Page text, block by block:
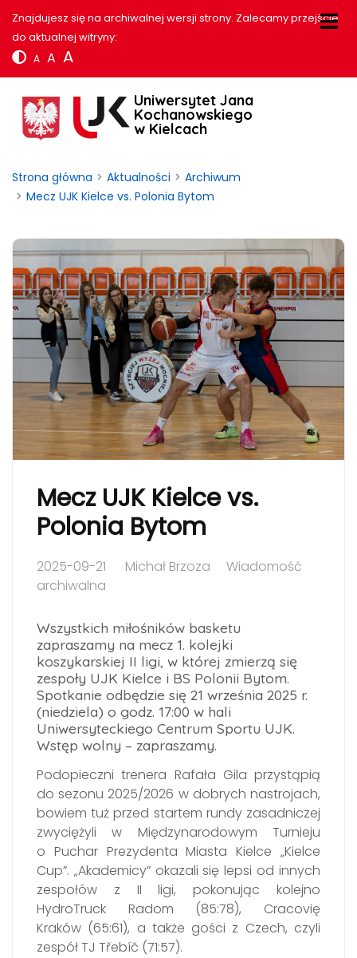
Znajdujesz się na archiwalnej wersji strony. Zalecamy przejście
do aktualnej witryny:
A A A
Uniwersytet Jana
Kochanowskiego
w Kielcach
Strona główna Aktualności
Archiwum
Mecz UJK Kielce vs. Polonia Bytom
Mecz UJK Kielce vs.
Polonia Bytom
2025-09-21 Michał Brzoza
Wiadomość
archiwalna
Wszystkich miłośników basketu
zapraszamy na mecz 1. kolejki
koszykarskiej II ligi, w której zmierzą się
zespoły UJK Kielce i BS Polonii Bytom.
Spotkanie odbędzie się 21 września 2025 r.
(niedziela) o godz. 17:00 w hali
Uniwersyteckiego Centrum Sportu UJK.
Wstęp wolny – zapraszamy.
Podopieczni trenera Rafała Gila przystąpią
do sezonu 2025/2026 w dobrych nastrojach,
bowiem tuż przed startem rundy zasadniczej
zwyciężyli w Międzynarodowym Turnieju
o Puchar Prezydenta Miasta Kielce „Kielce
Cup”. „Akademicy” okazali się lepsi od innych
zespołów z II ligi, pokonując kolejno
HydroTruck Radom (85:78), Cracovię
Kraków (65:61), a także gości z Czech, czyli
zespół TJ Třebíč (71:57).